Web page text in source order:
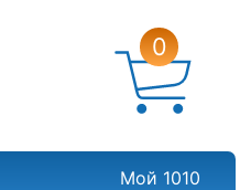
0
Мой 1010